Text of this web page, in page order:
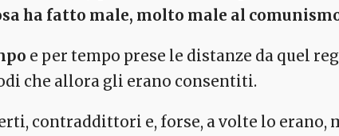
ha fatto male, molto male al
e per tempo prese le distanze da quel
che allora gli erano consentiti.
contraddittori e, forse, a volte lo erano,